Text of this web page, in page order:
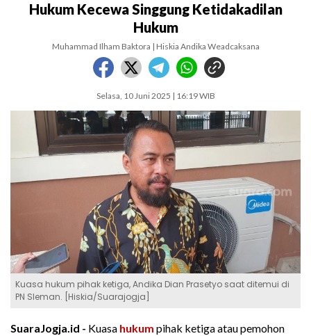
Hukum Kecewa Singgung Ketidakadilan
Hukum
Muhammad Ilham Baktora | Hiskia Andika Weadcaksana
Selasa, 10 Juni 2025 | 16:19 WIB
Kuasa hukum pihak ketiga, Andika Dian Prasetyo saat ditemui di
PN Sleman. [Hiskia/Suarajogja]
SuaraJogja.id - Kuasa hukum pihak ketiga atau pemohon